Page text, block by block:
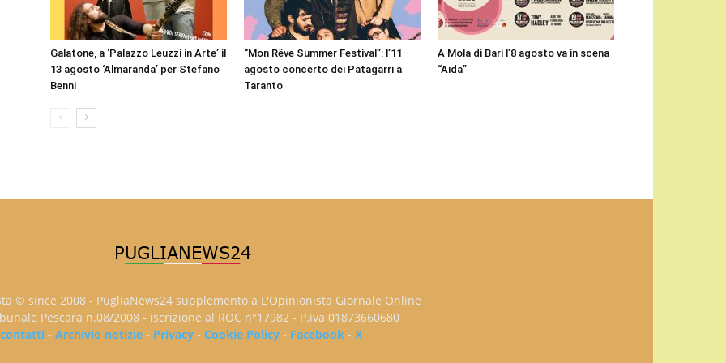
Galatone, a ‘Palazzo Leuzzi in Arte’ il
13 agosto ‘Almaranda’ per Stefano
Benni
“Mon Rêve Summer Festival”: l’11
agosto concerto dei Patagarri a
Taranto
A Mola di Bari l’8 agosto va in scena
“Aida”
© since 2008 - PugliaNews24 supplemento a L'Opinionista Giornale Online
Pescara n.08/2008 - iscrizione al ROC n°17982 - P.iva 01873660680
contatti -Archivio notizie - Privacy - Cookie Policy - Facebook -X